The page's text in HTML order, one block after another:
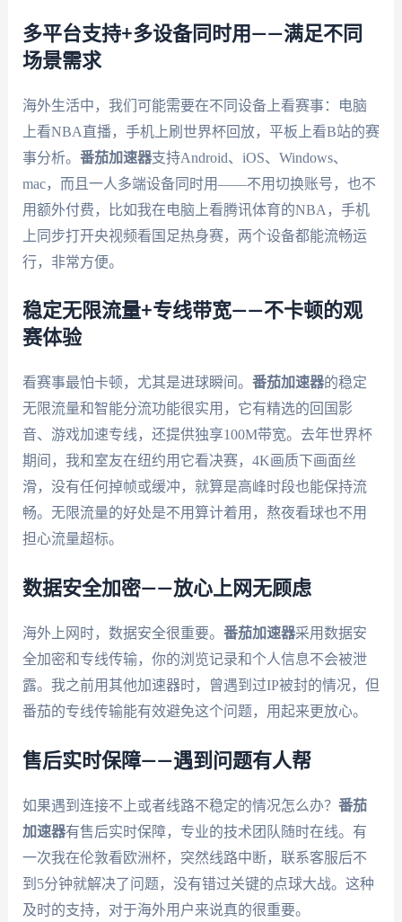
多平台支持+多设备同时用——满足不同
场景需求
海外生活中，我们可能需要在不同设备上看赛事：电脑
上看NBA直播，手机上刷世界杯回放，平板上看B站的赛
事分析。 番茄加速器支持Android、iOS、Windows、
mac，而且一人多端设备同时用——不用切换账号，也不
用额外付费，比如我在电脑上看腾讯体育的NBA，手机
上同步打开央视频看国足热身赛，两个设备都能流畅运
行，非常方便。
稳定无限流量+专线带宽——不卡顿的观
赛体验
看赛事最怕卡顿，尤其是进球瞬间。 番茄加速器的稳定
无限流量和智能分流功能很实用，它有精选的回国影
音、游戏加速专线，还提供独享100M带宽。去年世界杯
期间，我和室友在纽约用它看决赛，4K画质下画面丝
滑，没有任何掉帧或缓冲，就算是高峰时段也能保持流
畅。无限流量的好处是不用算计着用，熬夜看球也不用
担心流量超标。
数据安全加密——放心上网无顾虑
海外上网时，数据安全很重要。 番茄加速器采用数据安
全加密和专线传输，你的浏览记录和个人信息不会被泄
露。我之前用其他加速器时，曾遇到过IP被封的情况，但
番茄的专线传输能有效避免这个问题，用起来更放心。
售后实时保障——遇到问题有人帮
如果遇到连接不上或者线路不稳定的情况怎么办？ 番茄
加速器有售后实时保障，专业的技术团队随时在线。有
一次我在伦敦看欧洲杯，突然线路中断，联系客服后不
到5分钟就解决了问题，没有错过关键的点球大战。这种
及时的支持，对于海外用户来说真的很重要。